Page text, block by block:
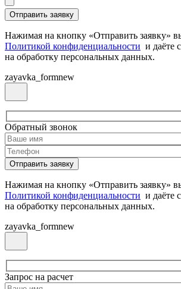
Нажимая на кнопку «Отправить заявку»
Политикой конфиденциальности и даёте
на обработку персональных данных.
zayavka_formnew
Обратный звонок
Нажимая на кнопку «Отправить заявку»
Политикой конфиденциальности и даёте
на обработку персональных данных.
zayavka_formnew
Запрос на расчет